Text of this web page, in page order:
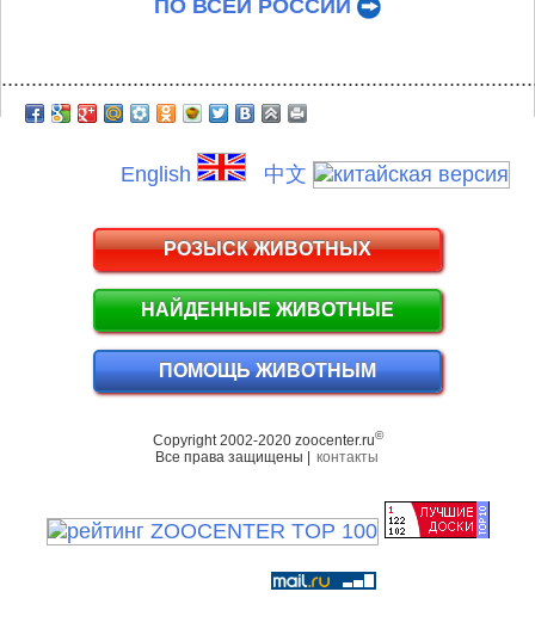
ПО ВСЕЙ РОССИИ
English 中文
РОЗЫСК ЖИВОТНЫХ
НАЙДЕННЫЕ ЖИВОТНЫЕ
ПОМОЩЬ ЖИВОТНЫМ
Copyright 2002-2020 zoocenter.ru©
Все права защищены | контакты